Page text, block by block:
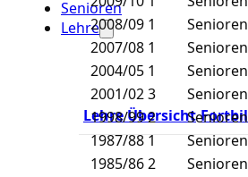
Senioren
Lehre
Lehre Übersicht
2008/09 1
2007/08 1
2004/05 1
2001/023
1998/992
1987/881
1985/862